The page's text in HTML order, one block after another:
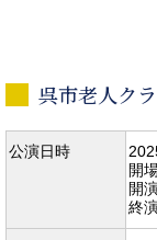
呉市老人ク
公演日時
開
開
終